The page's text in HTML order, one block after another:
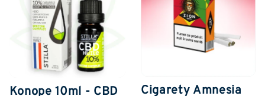
Konope 10ml - CBD Cigarety Amnesia